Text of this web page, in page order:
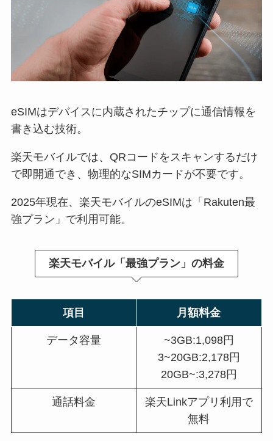
eSIMはデバイスに内蔵されたチップに通信情報を
書き込む技術。
楽天モバイルでは、QRコードをスキャンするだけ
で即開通でき、物理的なSIMカードが不要です。
2025年現在、楽天モバイルのeSIMは「Rakuten最
強プラン」で利用可能。
楽天モバイル「最強プラン」の料金
項目 月額料金
データ容量
~3GB:1,098円
3~20GB:2,178円
20GB~:3,278円
通話料金
楽天Linkアプリ利用で
無料